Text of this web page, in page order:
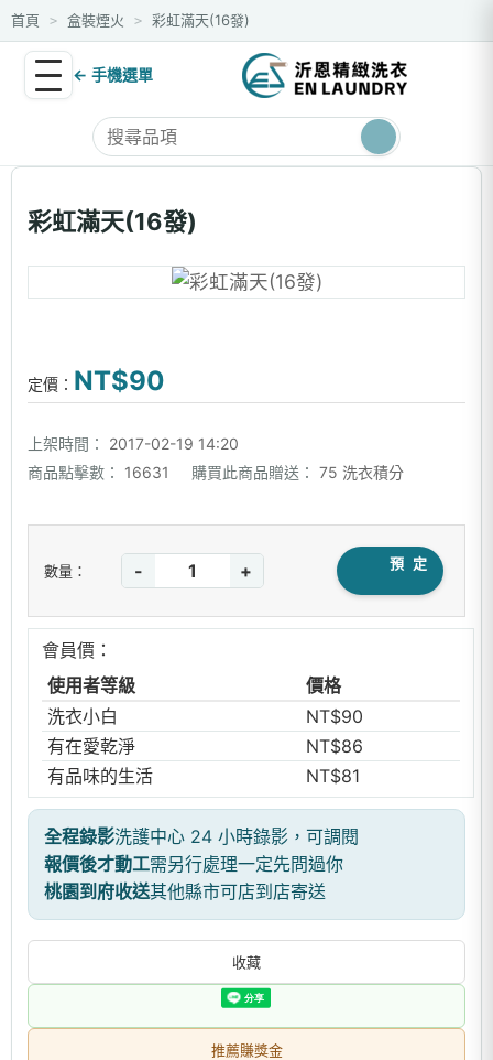
首頁 > 盒裝煙火 > 彩虹滿天(16發)
← 手機選單
彩虹滿天(16發)
定價： NT$90
上架時間：
2017-02-19 14:20
商品點擊數：
16631 購買此商品贈送： 75 洗衣積分
數量： - + 預 定
會員價：
使用者等級
價格
洗衣小白
NT$90
有在愛乾淨
NT$86
有品味的生活
NT$81
全程錄影洗護中心 24 小時錄影，可調閱
報價後才動工需另行處理一定先問過你
桃園到府收送其他縣市可店到店寄送
收藏
推薦賺獎金